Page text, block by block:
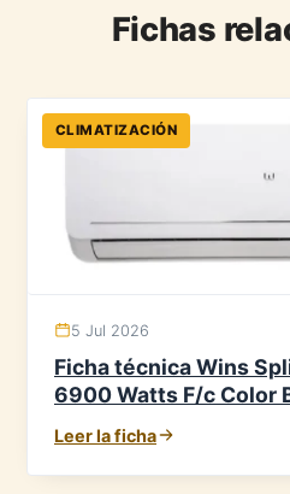
Fichas
CLIMATIZACIÓN
5 Jul 2026
Ficha técnica Wins
6900 Watts F/c Color
Leer la ficha